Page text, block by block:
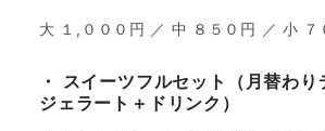
大 １,０００円 ／ 中 ８５０円 ／ 小 ７
・ スイーツフルセット（月替わ
ジェラート＋ドリンク）